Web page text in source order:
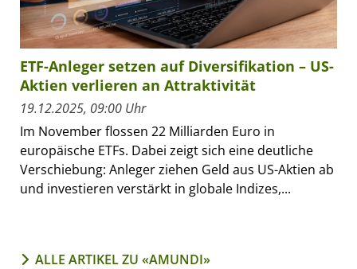
ETF-Anleger setzen auf Diversifikation – US-
Aktien verlieren an Attraktivität
19.12.2025, 09:00 Uhr
Im November flossen 22 Milliarden Euro in
europäische ETFs. Dabei zeigt sich eine deutliche
Verschiebung: Anleger ziehen Geld aus US-Aktien ab
und investieren verstärkt in globale Indizes,...
ALLE ARTIKEL ZU «AMUNDI»